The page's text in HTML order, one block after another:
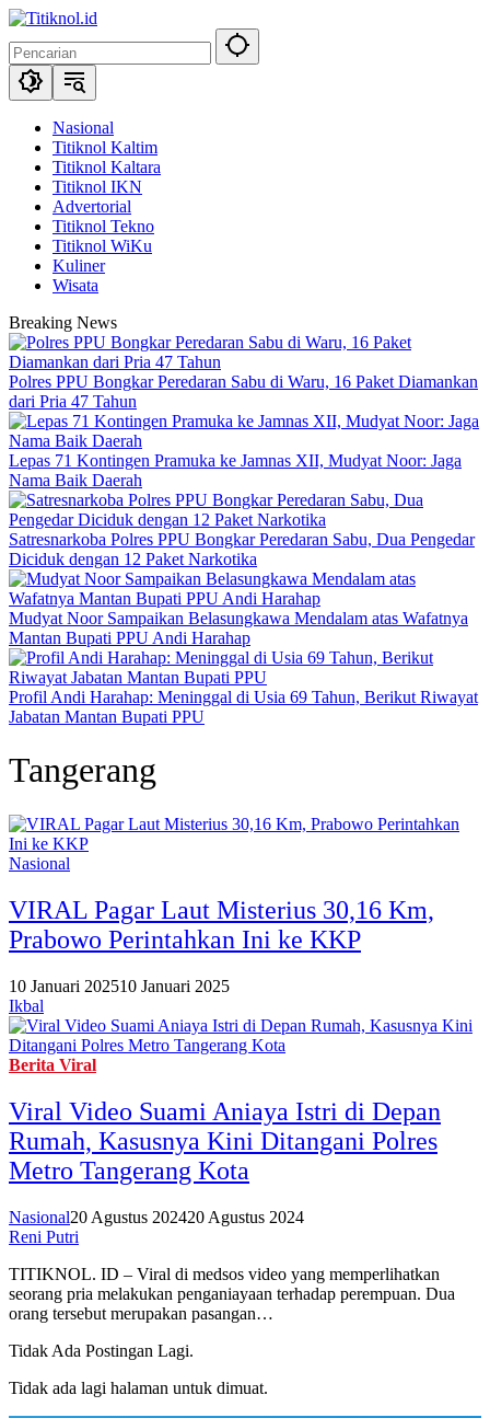
Langsung
konten
Nasional
Titiknol Kaltim
Titiknol Kaltara
Titiknol IKN
Advertorial
Titiknol Tekno
Titiknol WiKu
Kuliner
Wisata
Breaking News
Polres PPU Bongkar Peredaran Sabu di Waru, 16 Paket Diamankan
dari Pria 47 Tahun
Lepas 71 Kontingen Pramuka ke Jamnas XII, Mudyat Noor: Jaga
Nama Baik Daerah
Satresnarkoba Polres PPU Bongkar Peredaran Sabu, Dua Pengedar
Diciduk dengan 12 Paket Narkotika
Mudyat Noor Sampaikan Belasungkawa Mendalam atas Wafatnya
Mantan Bupati PPU Andi Harahap
Profil Andi Harahap: Meninggal di Usia 69 Tahun, Berikut Riwayat
Jabatan Mantan Bupati PPU
Tangerang
Nasional
VIRAL Pagar Laut Misterius 30,16 Km,
Prabowo Perintahkan Ini ke KKP
10 Januari 202510 Januari 2025
Ikbal
Berita Viral
Viral Video Suami Aniaya Istri di Depan
Rumah, Kasusnya Kini Ditangani Polres
Metro Tangerang Kota
Nasional20 Agustus 202420 Agustus 2024
Reni Putri
TITIKNOL. ID – Viral di medsos video yang memperlihatkan
seorang pria melakukan penganiayaan terhadap perempuan. Dua
orang tersebut merupakan pasangan…
Tidak Ada Postingan Lagi.
Tidak ada lagi halaman untuk dimuat.